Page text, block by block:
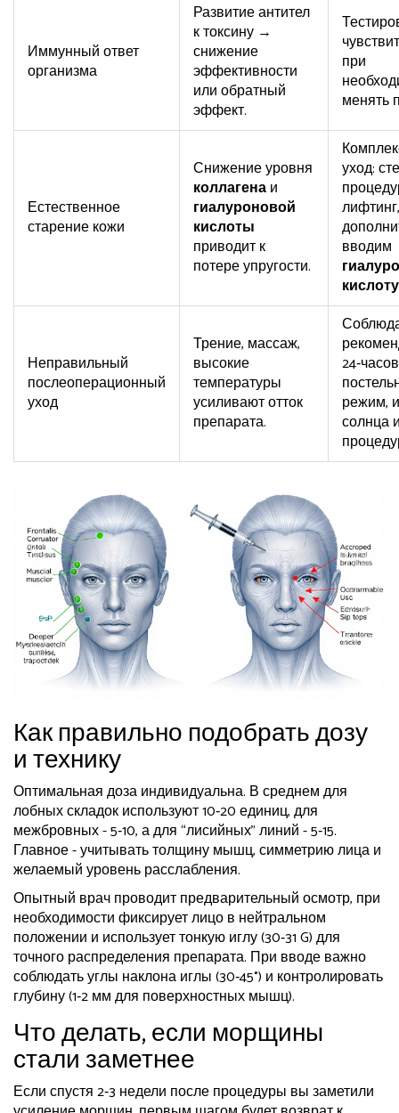
Иммунный ответ
организма
Развитие антител
к токсину →
снижение
эффективности
или обратный
эффект.
при
менять
Естественное
старение кожи
Снижение уровня
коллагенаи
гиалуроновой
кислоты
приводит к
потере упругости.
уход:
лифтинг,
вводим
кислоту
Неправильный
послеоперационный
уход
Трение, массаж,
высокие
температуры
усиливают отток
препарата.
режим,
солнца
Как правильно подобрать дозу
и технику
Оптимальная доза индивидуальна. В среднем для
лобных складок используют 10‑20 единиц, для
межбровных - 5‑10, а для “лисийных” линий - 5‑15.
Главное - учитывать толщину мышц, симметрию лица и
желаемый уровень расслабления.
Опытный врач проводит предварительный осмотр, при
необходимости фиксирует лицо в нейтральном
положении и использует тонкую иглу (30‑31 G) для
точного распределения препарата. При вводе важно
соблюдать углы наклона иглы (30‑45°) и контролировать
глубину (1‑2 мм для поверхностных мышц).
Что делать, если морщины
стали заметнее
Если спустя 2‑3 недели после процедуры вы заметили